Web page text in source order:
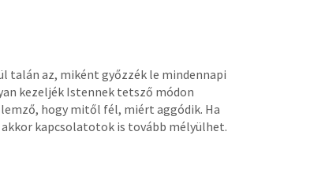
talán az, miként győzzék le mindennapi
kezeljék Istennek tetsző módon
hogy mitől fél, miért aggódik. Ha
kapcsolatotok is tovább mélyülhet.